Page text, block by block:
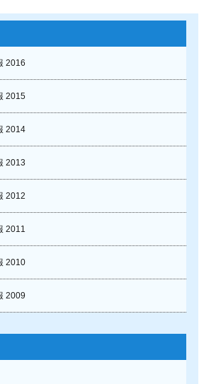
2016
2015
2014
2013
2012
2011
2010
2009